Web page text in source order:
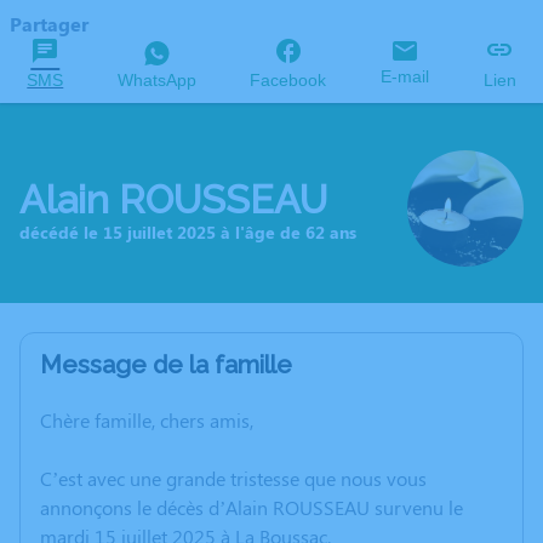
Partager
SMS WhatsApp Facebook E-mail Lien
Alain ROUSSEAU
décédé le 15 juillet 2025 à l'âge de 62 ans
Message de la famille
Chère famille, chers amis,
C’est avec une grande tristesse que nous vous
annonçons le décès d’Alain ROUSSEAU survenu le
mardi 15 juillet 2025 à La Boussac.